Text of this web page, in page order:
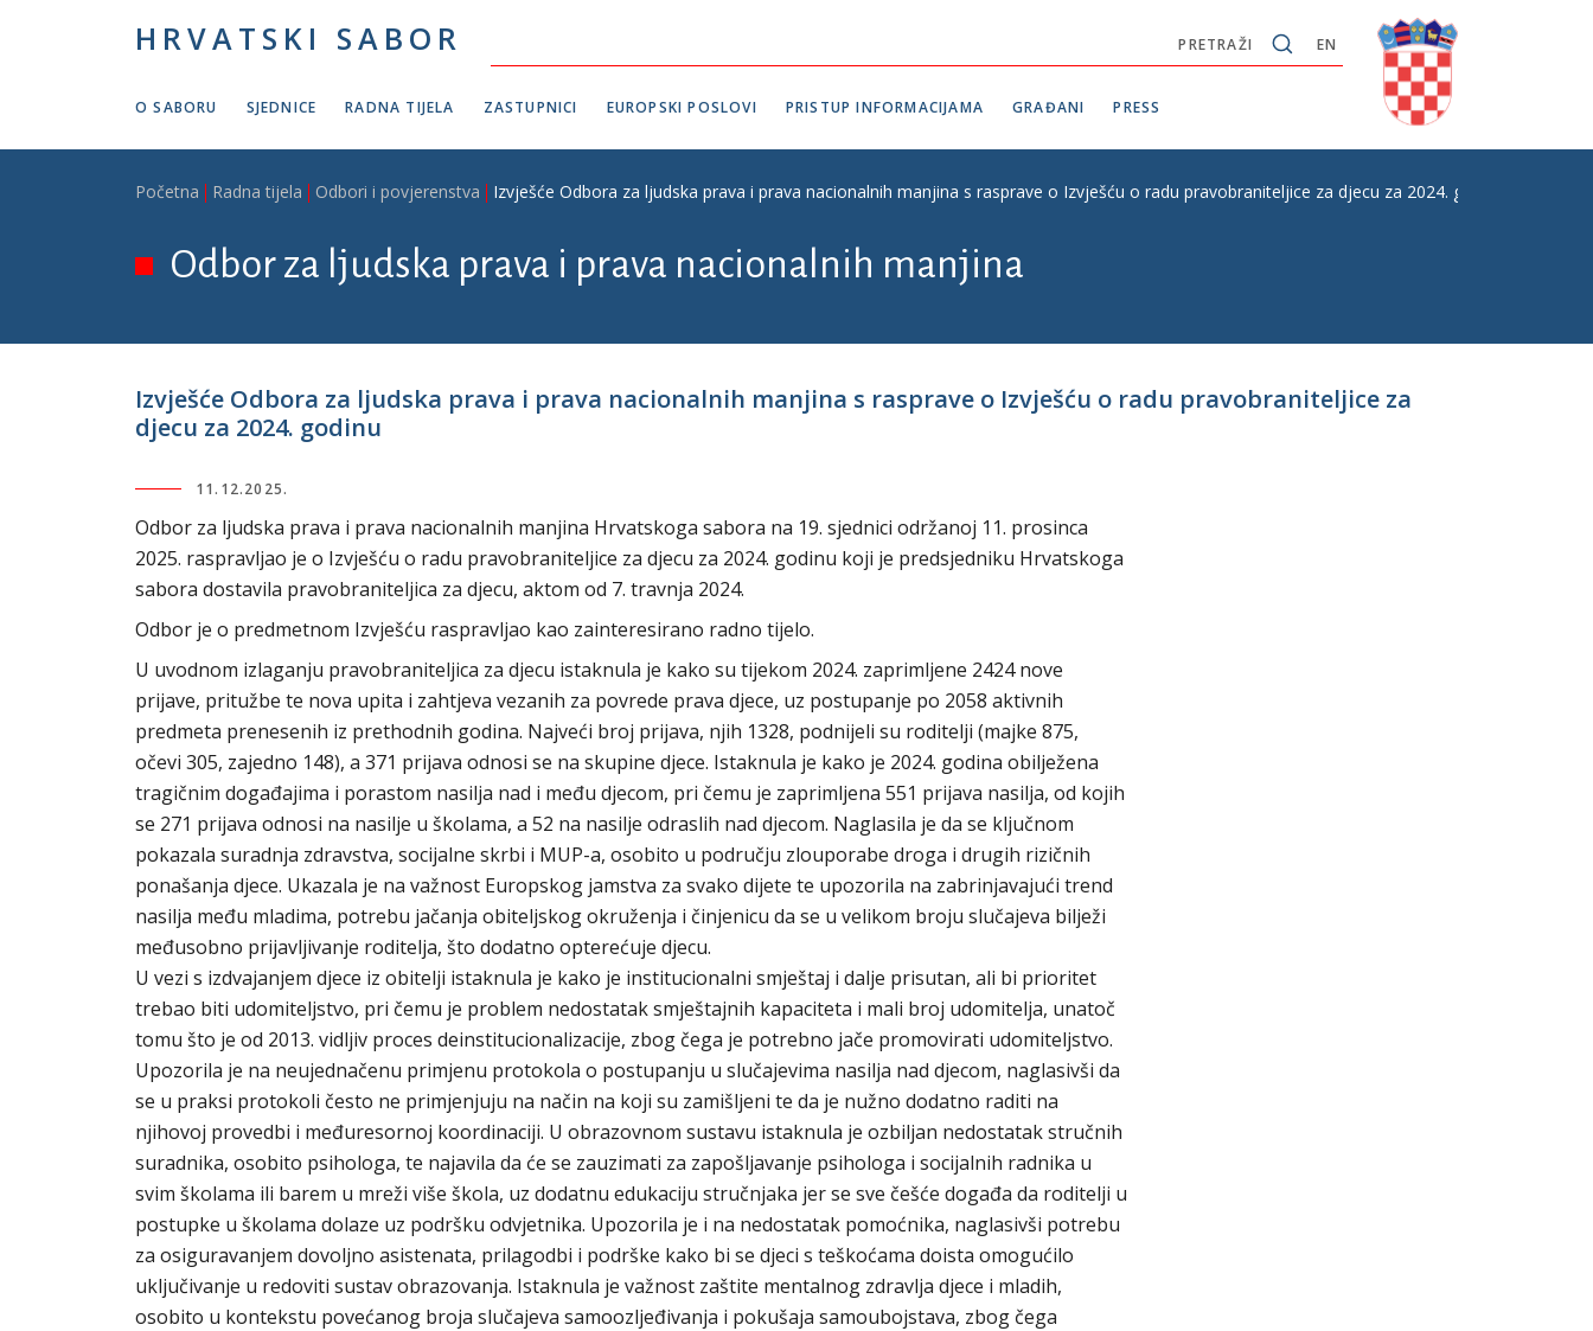
HRVATSKI SABOR EN
PRETRAŽI
O SABORU SJEDNICE RADNA TIJELA ZASTUPNICI EUROPSKI POSLOVI PRISTUP INFORMACIJAMA GRAĐANI PRESS
Breadcrumb
Početna Radna tijela Odbori i povjerenstva Izvješće Odbora za ljudska prava i prava nacionalnih manjina s rasprave o Izvješću o radu pravobraniteljice za djecu za 2024. godinu
Odbor za ljudska prava i prava nacionalnih manjina
Izvješće Odbora za ljudska prava i prava nacionalnih manjina s rasprave o Izvješću o radu pravobraniteljice za
djecu za 2024. godinu
11.12.2025.
Odbor za ljudska prava i prava nacionalnih manjina Hrvatskoga sabora na 19. sjednici održanoj 11. prosinca
2025. raspravljao je o Izvješću o radu pravobraniteljice za djecu za 2024. godinu koji je predsjedniku Hrvatskoga
sabora dostavila pravobraniteljica za djecu, aktom od 7. travnja 2024.
Odbor je o predmetnom Izvješću raspravljao kao zainteresirano radno tijelo.
U uvodnom izlaganju pravobraniteljica za djecu istaknula je kako su tijekom 2024. zaprimljene 2424 nove
prijave, pritužbe te nova upita i zahtjeva vezanih za povrede prava djece, uz postupanje po 2058 aktivnih
predmeta prenesenih iz prethodnih godina. Najveći broj prijava, njih 1328, podnijeli su roditelji (majke 875,
očevi 305, zajedno 148), a 371 prijava odnosi se na skupine djece. Istaknula je kako je 2024. godina obilježena
tragičnim događajima i porastom nasilja nad i među djecom, pri čemu je zaprimljena 551 prijava nasilja, od kojih
se 271 prijava odnosi na nasilje u školama, a 52 na nasilje odraslih nad djecom. Naglasila je da se ključnom
pokazala suradnja zdravstva, socijalne skrbi i MUP-a, osobito u području zlouporabe droga i drugih rizičnih
ponašanja djece. Ukazala je na važnost Europskog jamstva za svako dijete te upozorila na zabrinjavajući trend
nasilja među mladima, potrebu jačanja obiteljskog okruženja i činjenicu da se u velikom broju slučajeva bilježi
međusobno prijavljivanje roditelja, što dodatno opterećuje djecu.
U vezi s izdvajanjem djece iz obitelji istaknula je kako je institucionalni smještaj i dalje prisutan, ali bi prioritet
trebao biti udomiteljstvo, pri čemu je problem nedostatak smještajnih kapaciteta i mali broj udomitelja, unatoč
tomu što je od 2013. vidljiv proces deinstitucionalizacije, zbog čega je potrebno jače promovirati udomiteljstvo.
Upozorila je na neujednačenu primjenu protokola o postupanju u slučajevima nasilja nad djecom, naglasivši da
se u praksi protokoli često ne primjenjuju na način na koji su zamišljeni te da je nužno dodatno raditi na
njihovoj provedbi i međuresornoj koordinaciji. U obrazovnom sustavu istaknula je ozbiljan nedostatak stručnih
suradnika, osobito psihologa, te najavila da će se zauzimati za zapošljavanje psihologa i socijalnih radnika u
svim školama ili barem u mreži više škola, uz dodatnu edukaciju stručnjaka jer se sve češće događa da roditelji u
postupke u školama dolaze uz podršku odvjetnika. Upozorila je i na nedostatak pomoćnika, naglasivši potrebu
za osiguravanjem dovoljno asistenata, prilagodbi i podrške kako bi se djeci s teškoćama doista omogućilo
uključivanje u redoviti sustav obrazovanja. Istaknula je važnost zaštite mentalnog zdravlja djece i mladih,
osobito u kontekstu povećanog broja slučajeva samoozljeđivanja i pokušaja samoubojstava, zbog čega